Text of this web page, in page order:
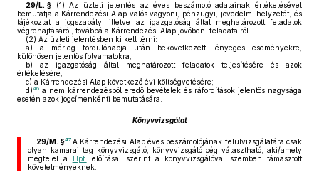
29/L. § (1) Az üzleti jelentés az éves beszámoló adatainak értékelésével
bemutatja a Kárrendezési Alap valós vagyoni, pénzügyi, jövedelmi helyzetét, és
tájékoztat a jogszabály, illetve az igazgatóság által meghatározott feladatok
végrehajtásáról, továbbá a Kárrendezési Alap jövőbeni feladatairól.
(2) Az üzleti jelentésben ki kell térni:
a) a mérleg fordulónapja után bekövetkezett lényeges eseményekre,
különösen jelentős folyamatokra;
b) az igazgatóság által meghatározott feladatok teljesítésére és azok
értékelésére;
c) a Kárrendezési Alap következő évi költségvetésére;
d)46 a nem kárrendezésből eredő bevételek és ráfordítások jelentős nagysága
esetén azok jogcímenkénti bemutatására.
Könyvvizsgálat
29/M. §47 A Kárrendezési Alap éves beszámolójának felülvizsgálatára csak
olyan kamarai tag könyvvizsgáló, könyvvizsgáló cég választható, aki/amely
megfelel a
Hpt.
előírásai szerint a könyvvizsgálóval szemben támasztott
követelményeknek.